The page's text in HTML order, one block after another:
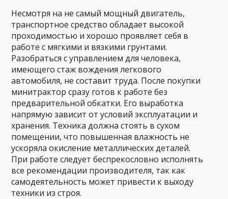
Несмотря на не самый мощный двигатель,
транспортное средство обладает высокой
проходимостью и хорошо проявляет себя в
работе с мягкими и вязкими грунтами.
Разобраться с управлением для человека,
имеющего стаж вождения легкового
автомобиля, не составит труда. После покупки
минитрактор сразу готов к работе без
предварительной обкатки. Его выработка
напрямую зависит от условий эксплуатации и
хранения. Техника должна стоять в сухом
помещении, что повышенная влажность не
ускоряла окисление металлических деталей.
При работе следует беспрекословно исполнять
все рекомендации производителя, так как
самодеятельность может привести к выходу
техники из строя.